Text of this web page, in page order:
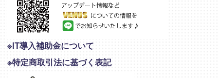
※IT導入補助金について
※特定商取引法に基づく表記